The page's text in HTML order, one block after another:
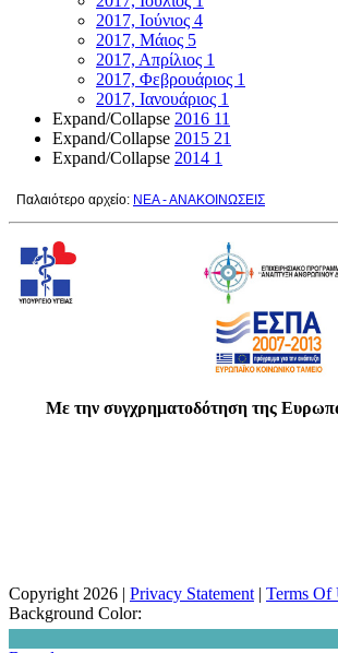
2017, Ιούνιος 4
2017, Μάιος 5
2017, Απρίλιος 1
2017, Φεβρουάριος 1
2017, Ιανουάριος 1
Expand/Collapse 2016 11
Expand/Collapse 2015 21
Expand/Collapse 2014 1
Παλαιότερο αρχείο: ΝΕΑ - ΑΝΑΚΟΙΝΩΣΕΙΣ
Με την συγχρηματοδότηση της
Copyright 2026 | Privacy Statement | Terms Of
Background Color: